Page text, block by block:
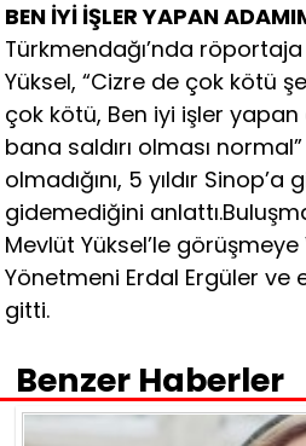
BEN İYİ İŞLER YAPAN
Türkmendağı’nda
Yüksel, “Cizre de çok kötü
çok kötü, Ben iyi işler
bana saldırı olması
olmadığını, 5 yıldır
gidemediğini
Mevlüt Yüksel’le
Yönetmeni Erdal Ergüler ve
gitti.
Benzer Haberler